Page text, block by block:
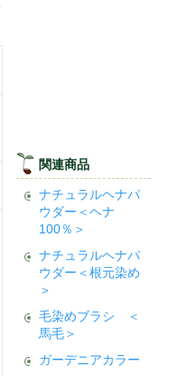
関連商品
ナチュラルヘナパ
ウダー＜ヘナ
100％＞
ナチュラルヘナパ
ウダー＜根元染め
＞
毛染めブラシ ＜
馬毛＞
ガーデニアカラー